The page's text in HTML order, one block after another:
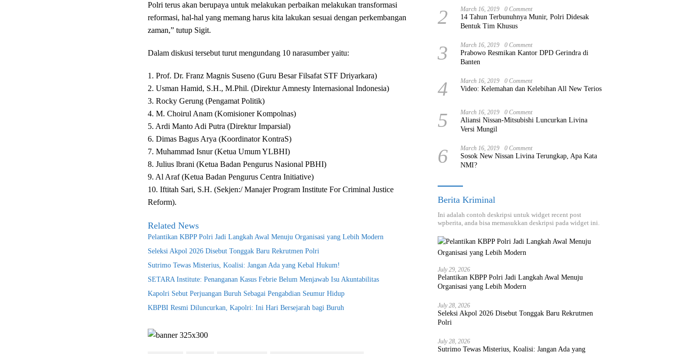
Polri terus akan berupaya untuk melakukan perbaikan melakukan transformasi
reformasi, hal-hal yang memang harus kita lakukan sesuai dengan perkembangan
zaman,” tutup Sigit.
Dalam diskusi tersebut turut mengundang 10 narasumber yaitu:
1. Prof. Dr. Franz Magnis Suseno (Guru Besar Filsafat STF Driyarkara)
2. Usman Hamid, S.H., M.Phil. (Direktur Amnesty Internasional Indonesia)
3. Rocky Gerung (Pengamat Politik)
4. M. Choirul Anam (Komisioner Kompolnas)
5. Ardi Manto Adi Putra (Direktur Imparsial)
6. Dimas Bagus Arya (Koordinator KontraS)
7. Muhammad Isnur (Ketua Umum YLBHI)
8. Julius lbrani (Ketua Badan Pengurus Nasional PBHI)
9. Al Araf (Ketua Badan Pengurus Centra Initiative)
10. Iftitah Sari, S.H. (Sekjen:/ Manajer Program Institute For Criminal Justice
Reform).
Related News
Pelantikan KBPP Polri Jadi Langkah Awal Menuju Organisasi yang Lebih Modern
Seleksi Akpol 2026 Disebut Tonggak Baru Rekrutmen Polri
Sutrimo Tewas Misterius, Koalisi: Jangan Ada yang Kebal Hukum!
SETARA Institute: Penanganan Kasus Febrie Belum Menjawab Isu Akuntabilitas
Kapolri Sebut Perjuangan Buruh Sebagai Pengabdian Seumur Hidup
KBPBI Resmi Diluncurkan, Kapolri: Ini Hari Bersejarah bagi Buruh
2 March 16, 2019 0 Comment
14 Tahun Terbunuhnya Munir, Polri Didesak
Bentuk Tim Khusus
3 March 16, 2019 0 Comment
Prabowo Resmikan Kantor DPD Gerindra di
Banten
4 March 16, 2019 0 Comment
Video: Kelemahan dan Kelebihan All New Terios
5 March 16, 2019 0 Comment
Aliansi Nissan-Mitsubishi Luncurkan Livina
Versi Mungil
6 March 16, 2019 0 Comment
Sosok New Nissan Livina Terungkap, Apa Kata
NMI?
Berita Kriminal
Ini adalah contoh deskripsi untuk widget recent post
wpberita, anda bisa memasukkan deskripsi pada widget ini.
July 29, 2026
Pelantikan KBPP Polri Jadi Langkah Awal Menuju
Organisasi yang Lebih Modern
July 28, 2026
Seleksi Akpol 2026 Disebut Tonggak Baru Rekrutmen
Polri
July 28, 2026
Sutrimo Tewas Misterius, Koalisi: Jangan Ada yang